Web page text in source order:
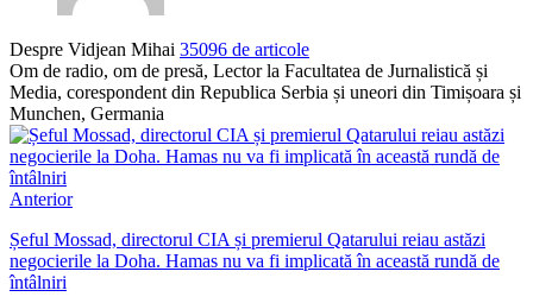
Despre Vidjean Mihai 35096 de articole
Om de radio, om de presă, Lector la Facultatea de Jurnalistică și
Media, corespondent din Republica Serbia și uneori din Timișoara și
Munchen, Germania
Anterior
Șeful Mossad, directorul CIA și premierul Qatarului reiau astăzi
negocierile la Doha. Hamas nu va fi implicată în această rundă de
întâlniri